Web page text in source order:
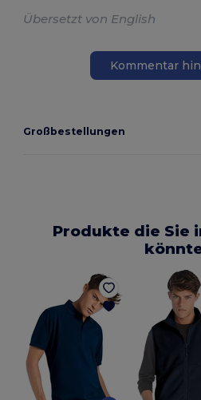
Übersetzt von English
Kommentar
Großbestellungen
Produkte die Sie